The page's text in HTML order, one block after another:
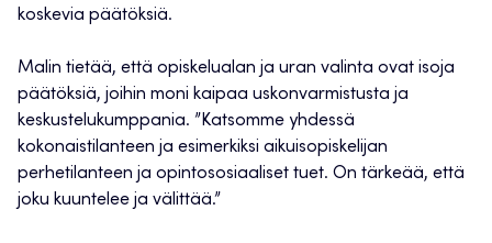
koskevia päätöksiä.
Malin tietää, että opiskelualan ja uran valinta ovat isoja
päätöksiä, joihin moni kaipaa uskonvarmistusta ja
keskustelukumppania. ”Katsomme yhdessä
kokonaistilanteen ja esimerkiksi aikuisopiskelijan
perhetilanteen ja opintososiaaliset tuet. On tärkeää, että
joku kuuntelee ja välittää.”